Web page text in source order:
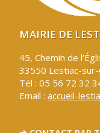
MAIRIE DE
45, Chemin de
33550 Lestiac-sur-
Tél : 05 56 72 32
Email :accueil-